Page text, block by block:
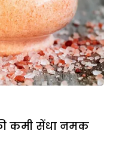
कमी सेंधा नमक